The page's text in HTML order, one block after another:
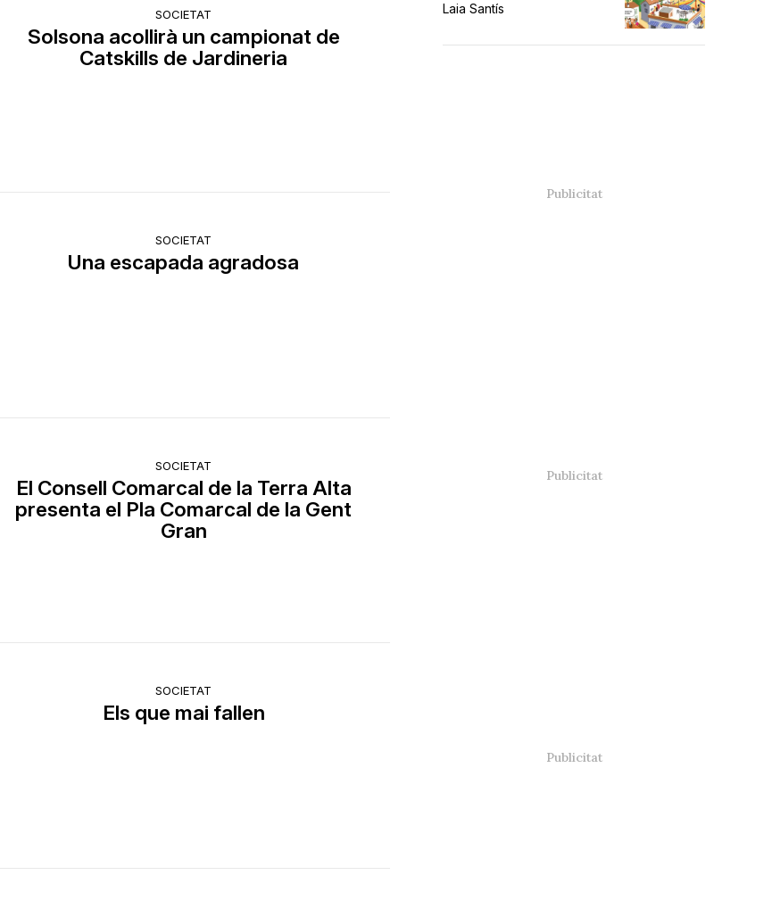
SOCIETAT
Solsona acollirà un campionat de
Catskills de Jardineria
SOCIETAT
​Una escapada agradosa
SOCIETAT
El Consell Comarcal de la Terra Alta
presenta el Pla Comarcal de la Gent
Gran
SOCIETAT
Els que mai fallen
Laia Santís